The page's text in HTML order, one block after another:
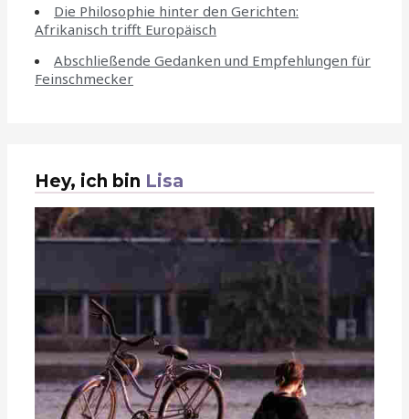
Die Philosophie hinter den Gerichten:
Afrikanisch trifft Europäisch
Abschließende Gedanken und Empfehlungen für
Feinschmecker
Hey, ich bin Lisa